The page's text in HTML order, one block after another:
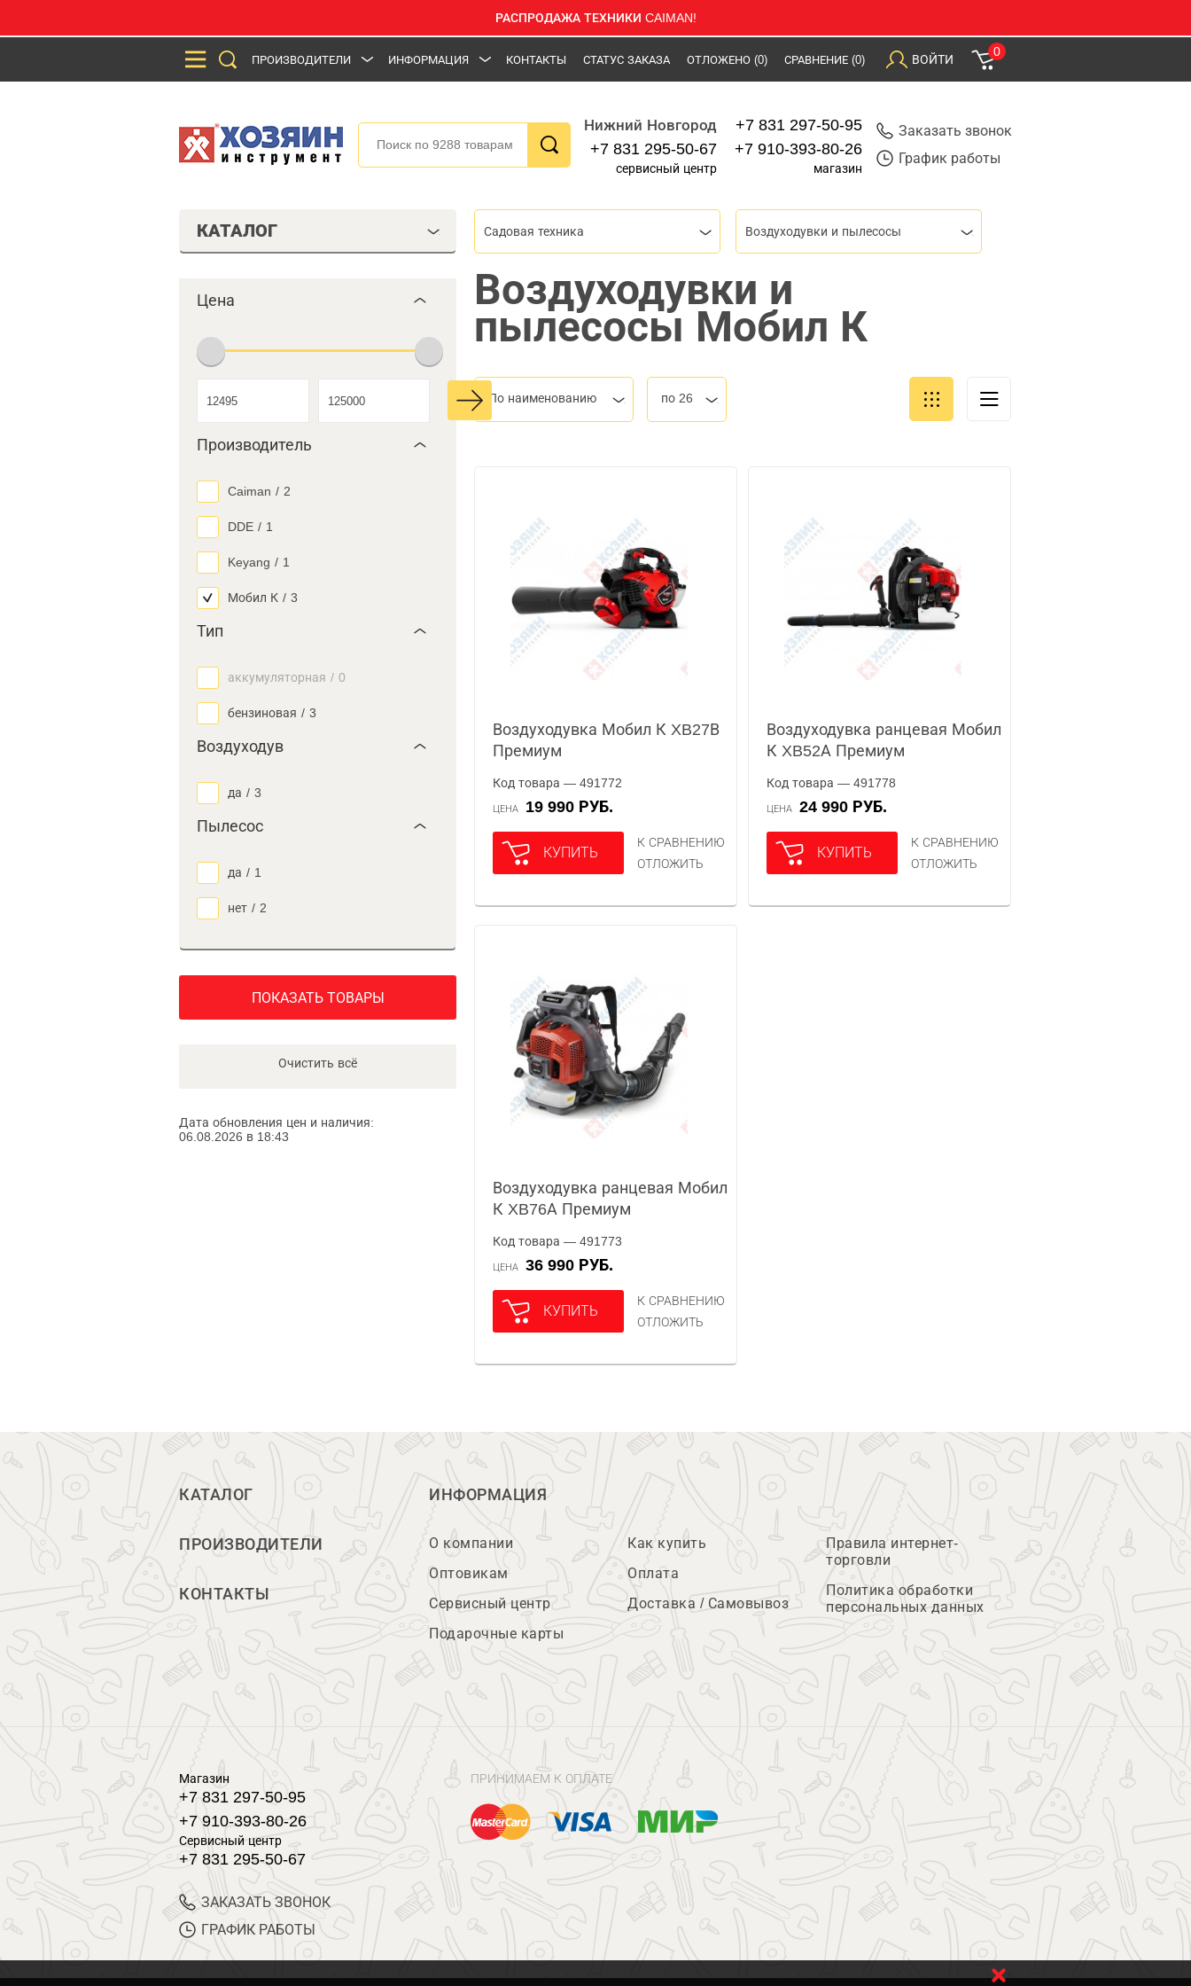
РАСПРОДАЖА ТЕХНИКИ CAIMAN!
ПРОИЗВОДИТЕЛИ ИНФОРМАЦИЯ КОНТАКТЫ СТАТУС ЗАКАЗА ОТЛОЖЕНО (0) СРАВНЕНИЕ (0) ВОЙТИ
0
Нижний Новгород
+7 831 295-50-67
сервисный центр
+7 831 297-50-95
+7 910-393-80-26
магазин
Заказать звонок
График работы
КАТАЛОГ
Цена
Производитель
Caiman / 2
DDE / 1
Keyang / 1
Мобил К / 3
Тип
аккумуляторная / 0
бензиновая / 3
Воздуходув
да / 3
Пылесос
да / 1
нет / 2
ПОКАЗАТЬ ТОВАРЫ
Очистить всё
Дата обновления цен и наличия:
06.08.2026 в 18:43
Садовая техника Воздуходувки и пылесосы
Воздуходувки и
пылесосы Мобил К
По наименованию по 26
Воздуходувка Мобил К XB27В
Премиум
Код товара — 491772
ЦЕНА 19 990 РУБ.
КУПИТЬ
К СРАВНЕНИЮ
ОТЛОЖИТЬ
Воздуходувка ранцевая Мобил
К XB52А Премиум
Код товара — 491778
ЦЕНА 24 990 РУБ.
КУПИТЬ
К СРАВНЕНИЮ
ОТЛОЖИТЬ
Воздуходувка ранцевая Мобил
К XB76А Премиум
Код товара — 491773
ЦЕНА 36 990 РУБ.
КУПИТЬ
К СРАВНЕНИЮ
ОТЛОЖИТЬ
КАТАЛОГ
ПРОИЗВОДИТЕЛИ
КОНТАКТЫ
ИНФОРМАЦИЯ
О компании
Оптовикам
Сервисный центр
Подарочные карты
Как купить
Оплата
Доставка / Самовывоз
Правила интернет-
торговли
Политика обработки
персональных данных
Магазин
+7 831 297-50-95
+7 910-393-80-26
Сервисный центр
+7 831 295-50-67
ЗАКАЗАТЬ ЗВОНОК
ГРАФИК РАБОТЫ
ПРИНИМАЕМ К ОПЛАТЕ